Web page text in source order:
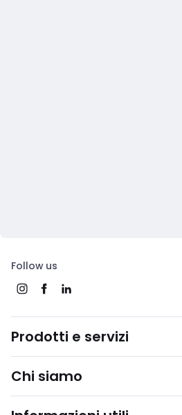
Follow us
Prodotti e servizi
Chi siamo